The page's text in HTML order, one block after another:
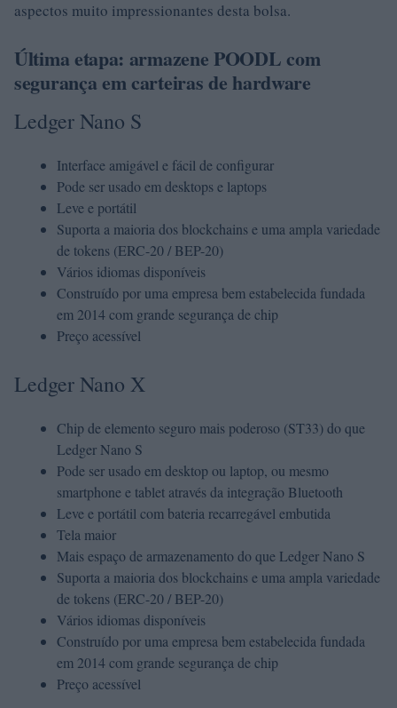
aspectos muito impressionantes desta bolsa.
Última etapa: armazene POODL com
segurança em carteiras de hardware
Ledger Nano S
Interface amigável e fácil de configurar
Pode ser usado em desktops e laptops
Leve e portátil
Suporta a maioria dos blockchains e uma ampla variedade
de tokens (ERC-20 / BEP-20)
Vários idiomas disponíveis
Construído por uma empresa bem estabelecida fundada
em 2014 com grande segurança de chip
Preço acessível
Ledger Nano X
Chip de elemento seguro mais poderoso (ST33) do que
Ledger Nano S
Pode ser usado em desktop ou laptop, ou mesmo
smartphone e tablet através da integração Bluetooth
Leve e portátil com bateria recarregável embutida
Tela maior
Mais espaço de armazenamento do que Ledger Nano S
Suporta a maioria dos blockchains e uma ampla variedade
de tokens (ERC-20 / BEP-20)
Vários idiomas disponíveis
Construído por uma empresa bem estabelecida fundada
em 2014 com grande segurança de chip
Preço acessível